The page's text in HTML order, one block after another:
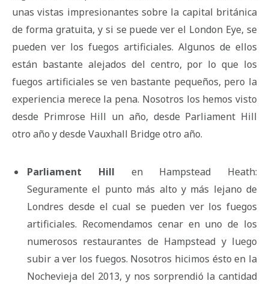
unas vistas impresionantes sobre la capital británica
de forma gratuita, y si se puede ver el London Eye, se
pueden ver los fuegos artificiales. Algunos de ellos
están bastante alejados del centro, por lo que los
fuegos artificiales se ven bastante pequeños, pero la
experiencia merece la pena. Nosotros los hemos visto
desde Primrose Hill un año, desde Parliament Hill
otro año y desde Vauxhall Bridge otro año.
Parliament Hill en Hampstead Heath:
Seguramente el punto más alto y más lejano de
Londres desde el cual se pueden ver los fuegos
artificiales. Recomendamos cenar en uno de los
numerosos restaurantes de Hampstead y luego
subir a ver los fuegos. Nosotros hicimos ésto en la
Nochevieja del 2013, y nos sorprendió la cantidad